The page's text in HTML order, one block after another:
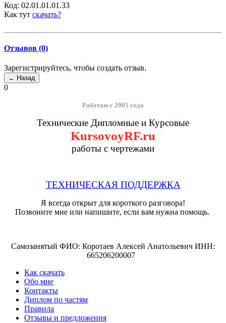
Код: 02.01.01.01.33
Как тут скачать?
Отзывов (0)
Зарегистрируйтесь, чтобы создать отзыв.
0
Работаю с 2005 года
Технические Дипломные и Курсовые
KursovoyRF.ru
работы с чертежами
ТЕХНИЧЕСКАЯ ПОДДЕРЖКА
Я всегда открыт для короткого разговора!
Позвоните мне или напишите, если вам нужна помощь.
Самозанятый ФИО: Коротаев Алексей Анатольевич ИНН:
665206200007
Как скачать
Обо мне
Контакты
Диплом по частям
Правила
Отзывы и предложения